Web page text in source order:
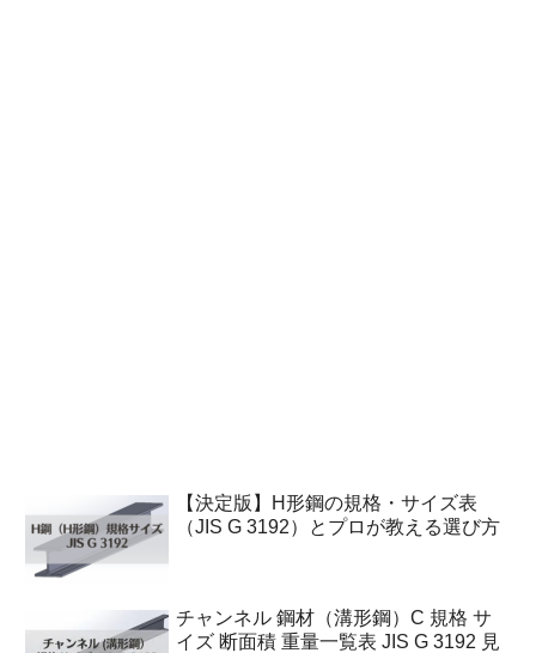
【決定版】H形鋼の規格・サイズ表
（JIS G 3192）とプロが教える選び方
チャンネル 鋼材（溝形鋼）C 規格 サ
イズ 断面積 重量一覧表 JIS G 3192 見